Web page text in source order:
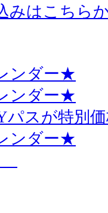
みはこちら
ンダー★
ンダー★
パスが特別
ンダー★